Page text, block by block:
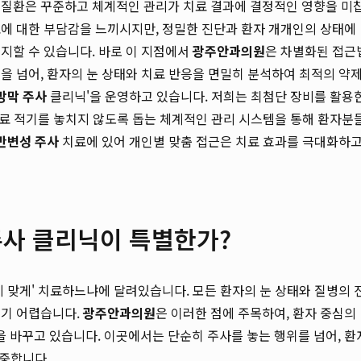
환은 꾸준하고 체계적인 관리가 치료 결과에 결정적인 영향을 미
대한 부담감을 느끼시지만, 정밀한 진단과 환자 개개인의 상태에
할 수 있습니다. 바로 이 지점에서광주안과의원은 차별화된 접근
넘어, 환자의 눈 상태와 치료 반응을 면밀히 분석하여 최적의 약제
막 주사 클리닉'을 운영하고 있습니다. 저희는 최첨단 장비를 활용
적기를 놓치지 않도록 돕는 체계적인 관리 시스템을 통해 환자분
변성 주사 치료에 있어 개인별 맞춤 접근은 치료 효과를 극대화하고
클리닉이 특별한가?
게' 치료하느냐에 달려있습니다. 모든 환자의 눈 상태와 질병의
어렵습니다.광주안과의원은 이러한 점에 주목하여, 환자 중심의
꾸고 있습니다. 이곳에서는 단순히 주사를 놓는 행위를 넘어, 환